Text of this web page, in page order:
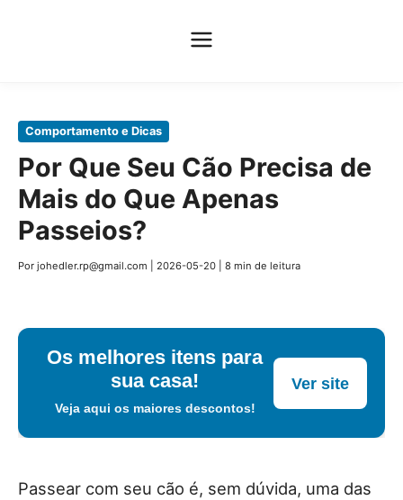
Pular
conteúdo
principal
Comportamento e Dicas
Por Que Seu Cão Precisa de
Mais do Que Apenas
Passeios?
Por johedler.rp@gmail.com 2026-05-20 8 min de leitura
Os melhores itens para
sua casa!
Veja aqui os maiores descontos!
Ver site
Passear com seu cão é, sem dúvida, uma das